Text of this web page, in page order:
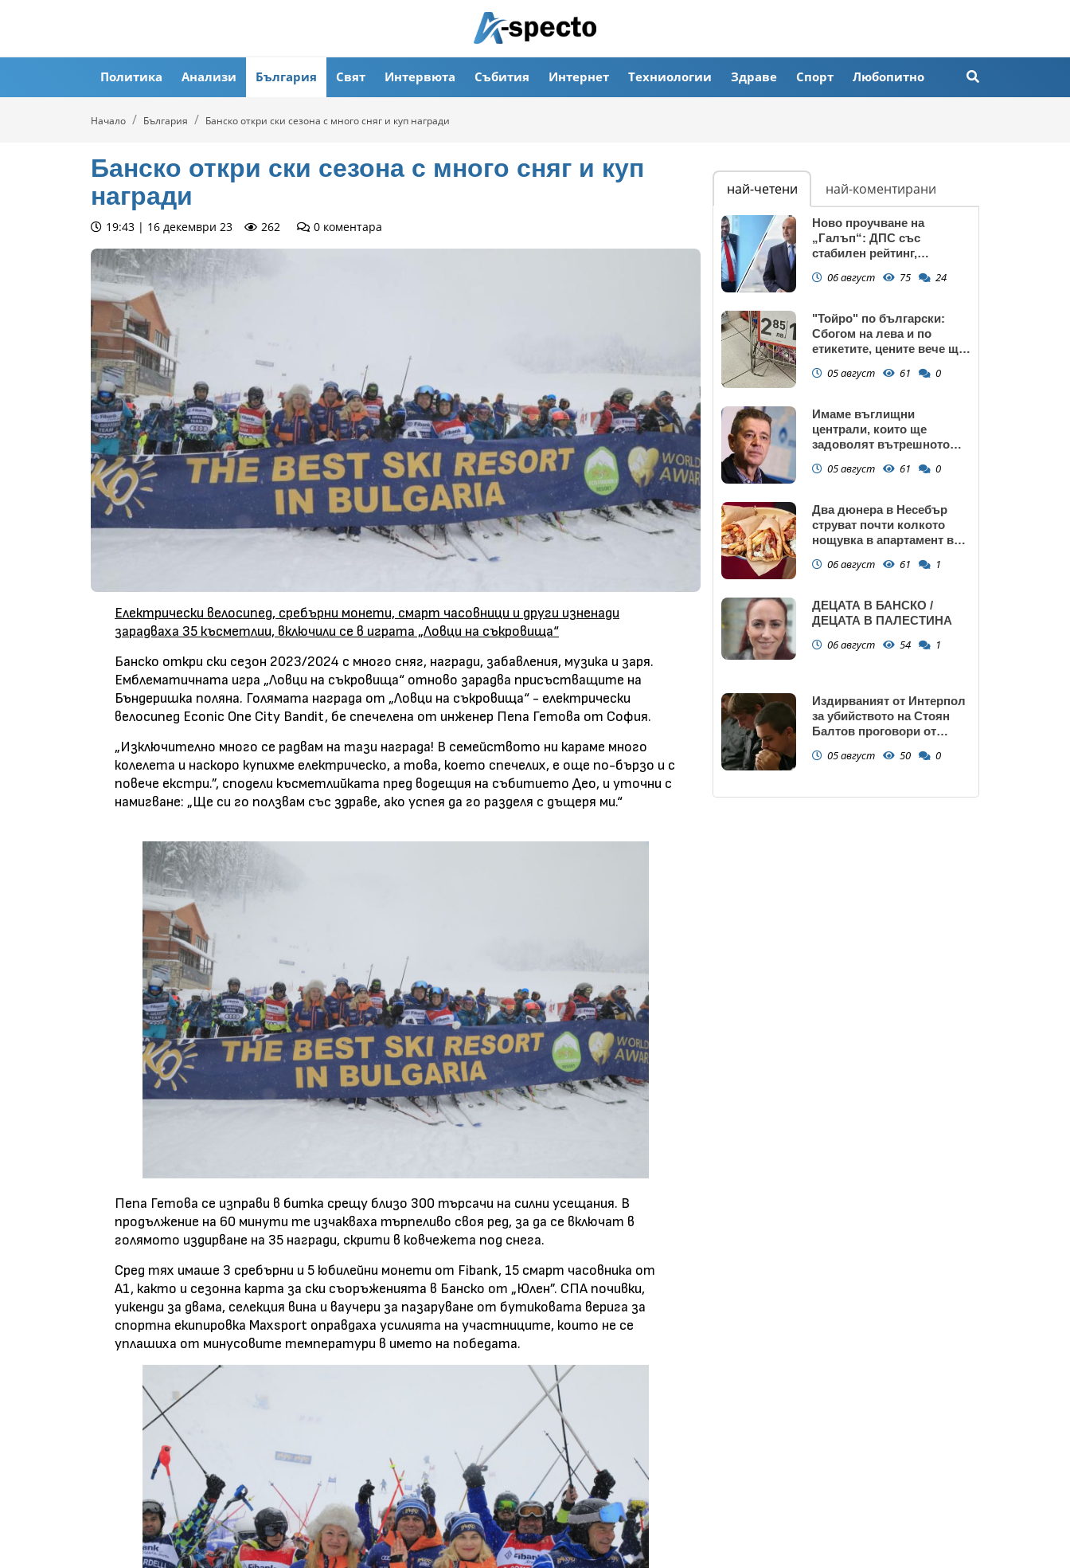
Политика Анализи България Свят Интервюта Събития Интернет Техниологии Здраве Спорт Любопитно
Начало България Банско откри ски сезона с много сняг и куп награди
Банско откри ски сезона с много сняг и куп
награди
19:43 | 16 декември 23 262 0 коментара
Eлектрически велосипед, сребърни монети, смарт часовници и други изненади
зарадваха 35 късметлии, включили се в играта „Ловци на съкровища“
Банско откри ски сезон 2023/2024 с много сняг, награди, забавления, музика и заря.
Емблематичната игра „Ловци на съкровища“ отново зарадва присъстващите на
Бъндеришка поляна. Голямата награда от „Ловци на съкровища“ - електрически
велосипед Econic One City Bandit, бе спечелена от инженер Пепа Гетова от София.
„Изключително много се радвам на тази награда! В семейството ни караме много
колелета и наскоро купихме електрическо, а това, което спечелих, е още по-бързо и с
повече екстри.”, сподели късметлийката пред водещия на събитието Део, и уточни с
намигване: „Ще си го ползвам със здраве, ако успея да го разделя с дъщеря ми.“
Пепа Гетова се изправи в битка срещу близо 300 търсачи на силни усещания. В
продължение на 60 минути те изчакваха търпеливо своя ред, за да се включат в
голямото издирване на 35 награди, скрити в ковчежета под снега.
Сред тях имаше 3 сребърни и 5 юбилейни монети от Fibank, 15 смарт часовника от
А1, както и сезонна карта за ски съоръженията в Банско от „Юлен”. СПА почивки,
уикенди за двама, селекция вина и ваучери за пазаруване от бутиковата верига за
спортна екипировка Maxsport оправдаха усилията на участниците, които не се
уплашиха от минусовите температури в името на победата.
най-четени най-коментирани
Ново проучване на
„Галъп“: ДПС със
стабилен рейтинг,
запазва
06 август 75 24
"Тойро" по български:
Сбогом на лева и по
етикетите, цените вече ще
05 август 61 0
Имаме въглищни
централи, които ще
задоволят вътрешното
05 август 61 0
Два дюнера в Несебър
струват почти колкото
нощувка в апартамент в
06 август 61 1
ДЕЦАТА В БАНСКО /
ДЕЦАТА В ПАЛЕСТИНА
06 август 54 1
Издирваният от Интерпол
за убийството на Стоян
Балтов проговори от
05 август 50 0